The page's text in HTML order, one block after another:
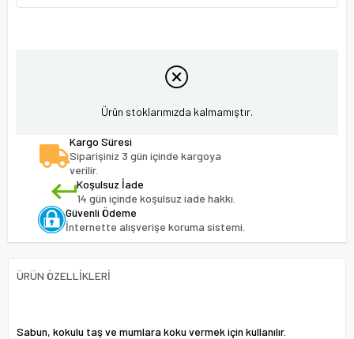
Ürün stoklarımızda kalmamıştır.
Kargo Süresi
Siparişiniz 3 gün içinde kargoya
verilir.
Koşulsuz İade
14 gün içinde koşulsuz iade hakkı.
Güvenli Ödeme
İnternette alışverişe koruma sistemi.
ÜRÜN ÖZELLIKLERI
Sabun, kokulu taş ve mumlara koku vermek için kullanılır.